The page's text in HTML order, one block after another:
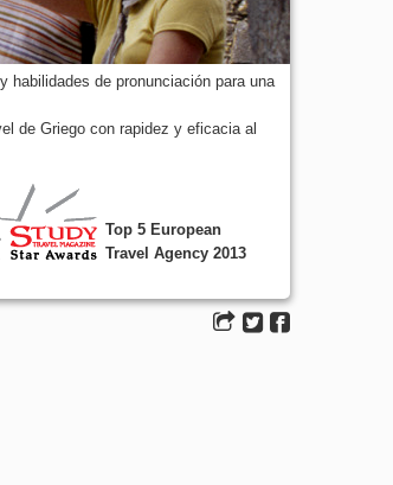
habilidades de pronunciación para una
de Griego con rapidez y eficacia al
Top 5 European
Travel Agency 2013